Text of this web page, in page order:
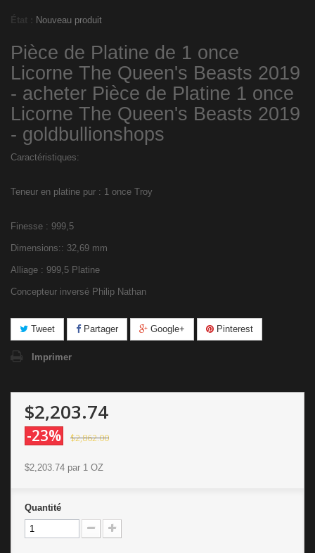
État : Nouveau produit
Pièce de Platine de 1 once
Licorne The Queen's Beasts 2019
- acheter Pièce de Platine 1 once
Licorne The Queen's Beasts 2019
- goldbullionshops
Caractéristiques:
Teneur en platine pur : 1 once Troy
Finesse : 999,5
Dimensions:: 32,69 mm
Alliage : 999,5 Platine
Concepteur inversé Philip Nathan
Tweet Partager Google+ Pinterest
Imprimer
$2,203.74
-23% $2,862.00
$2,203.74 par 1 OZ
Quantité